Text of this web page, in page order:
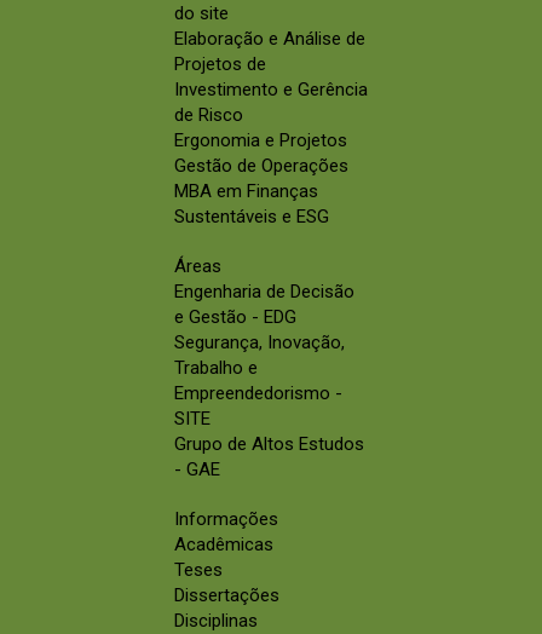
do site
Elaboração e Análise de
Projetos de
Investimento e Gerência
de Risco
Ergonomia e Projetos
Gestão de Operações
MBA em Finanças
Sustentáveis e ESG
Áreas
Engenharia de Decisão
e Gestão - EDG
Segurança, Inovação,
Trabalho e
Empreendedorismo -
SITE
Grupo de Altos Estudos
- GAE
Informações
Acadêmicas
Teses
Dissertações
Disciplinas